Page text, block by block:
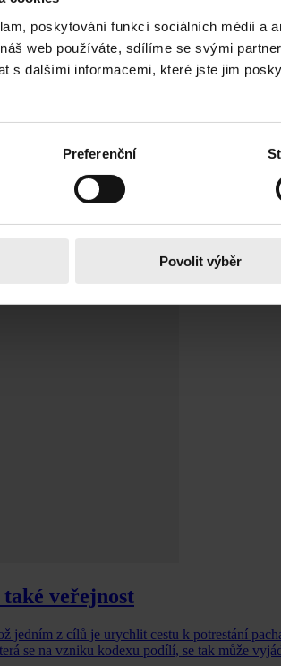
poskytování funkcí sociálních médií a
web používáte, sdílíme se svými
s dalšími informacemi, které jste jim
Preferenční
Povolit výběr
právní poradenství i
právní pomoc. Ta nově pokryje i oblast
Touto změnou tak Ministerstvo
připravených formulářů.
veřejnost
jedním z cílů je urychlit cestu k potrestání
se na vzniku kodexu podílí, se tak může